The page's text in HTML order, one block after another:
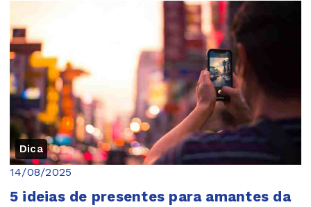
Dica
14/08/2025
5 ideias de presentes para amantes da